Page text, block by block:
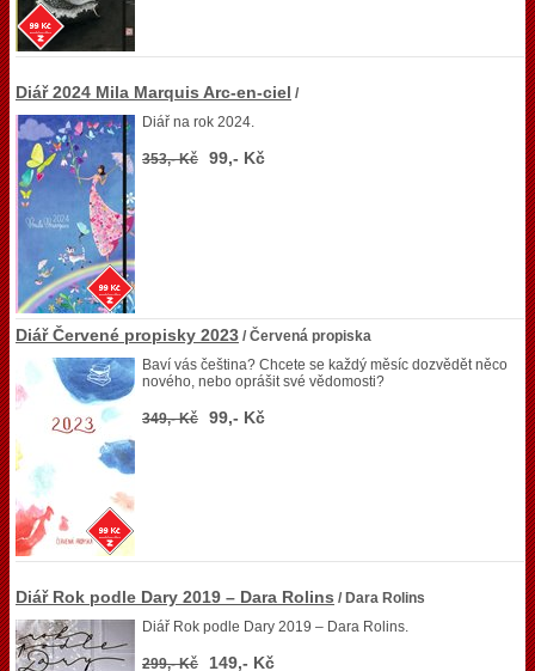
Diář 2024 Mila Marquis Arc-en-ciel /
Diář na rok 2024.
353,- Kč 99,- Kč
Diář Červené propisky 2023 / Červená propiska
Baví vás čeština? Chcete se každý měsíc dozvědět něco
nového, nebo oprášit své vědomosti?
349,- Kč 99,- Kč
Diář Rok podle Dary 2019 – Dara Rolins / Dara Rolins
Diář Rok podle Dary 2019 – Dara Rolins.
299,- Kč 149,- Kč